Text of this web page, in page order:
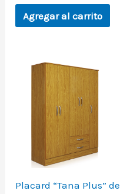
Agregar al carrito
Placard “Tana Plus” de